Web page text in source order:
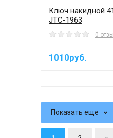
Ключ накидной
JTC-1963
0
1010руб.
Показать еще